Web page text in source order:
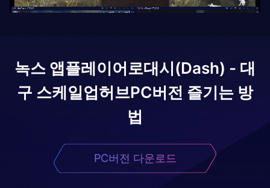
녹스 앱플레이어로대시(Dash) - 대
구 스케일업허브PC버전 즐기는 방
법
PC버전 다운로드